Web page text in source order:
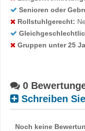
Senioren oder
Rollstuhlgerecht:
Gruppen unter 25
0
Schreiben
Noch keine